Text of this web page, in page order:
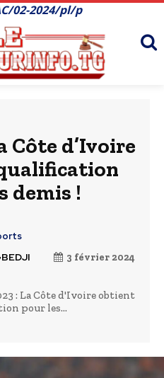
02-2024/pl/p
Côte d’Ivoire
demis !
3 février 2024
: La Côte d'Ivoire obtient
pour les...